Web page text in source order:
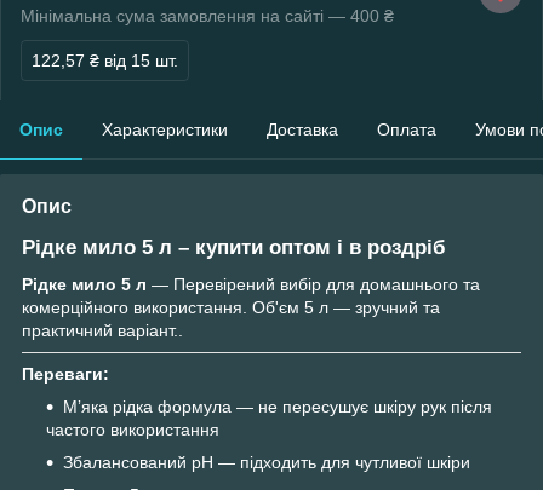
Мінімальна сума замовлення на сайті — 400 ₴
122,57 ₴ від 15 шт.
Опис Характеристики Доставка Оплата Умови
Опис
Рідке мило 5 л – купити оптом і в роздріб
Рідке мило 5 л — Перевірений вибір для домашнього та
комерційного використання. Об'єм 5 л — зручний та
практичний варіант..
Переваги:
Мʼяка рідка формула — не пересушує шкіру рук після
частого використання
Збалансований pH — підходить для чутливої шкіри